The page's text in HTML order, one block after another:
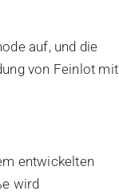
auf, und die
von Feinlot mit
entwickelten
wird